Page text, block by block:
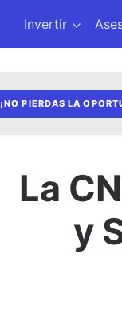
Invertir
¡NO PIERDAS LA
La
y